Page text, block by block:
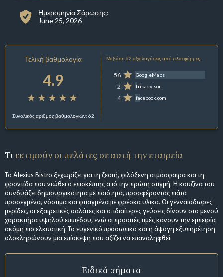
Ημερομηνία Σάρωσης:
June 25, 2026
Τελική βαθμολογία
4.9
Συνολικός αριθμός βαθμολογιών: 62
Με βάση 62 αξιολογήσεις από πλατφόρμες:
56 GoogleMaps
2 tripadvisor
4 facebook.com
Τι εκτιμούν οι πελάτες σε αυτή την εταιρεία
Το Alexius Bistro ξεχωρίζει για τη ζεστή, φιλόξενη ατμόσφαιρα και τη
φροντίδα που νιώθει ο επισκέπτης από την πρώτη στιγμή. Η κουζίνα του
συνδυάζει δημιουργικότητα με ποιότητα, προσφέροντας πιάτα
προσεγμένα, νόστιμα και φτιαγμένα με φρέσκα υλικά. Οι γενναιόδωρες
μερίδες, οι εξαιρετικές σαλάτες και οι ιδιαίτερες γεύσεις δίνουν στο μενού
χαρακτήρα υψηλού επιπέδου, ενώ οι προσιτές τιμές κάνουν την εμπειρία
ακόμη πιο ελκυστική. Το ευγενικό προσωπικό και η άψογη εξυπηρέτηση
ολοκληρώνουν μια επίσκεψη που αξίζει να επαναληφθεί.
Ειδικά σήματα